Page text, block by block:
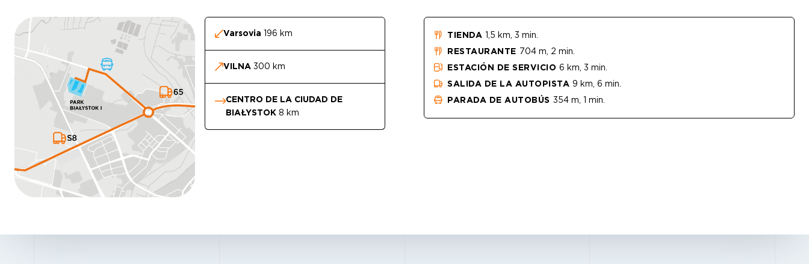
Varsovia 196 km
VILNA 300 km
CENTRO DE LA CIUDAD DE
BIAŁYSTOK 8 km
TIENDA
1,5 km, 3 min.
RESTAURANTE 704 m, 2 min.
ESTACIÓN DE SERVICIO 6 km, 3 min.
SALIDA DE LA AUTOPISTA 9 km, 6 min.
PARADA DE AUTOBÚS 354 m, 1 min.